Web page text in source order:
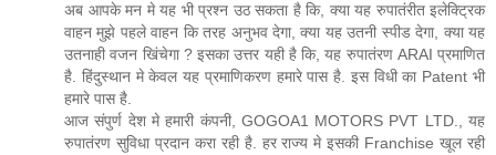
अब आपके मन मे यह भी प्रश्न उठ सकता है कि, क्या यह रुपातंरीत इलेक्ट्रिक
वाहन मुझे पहले वाहन कि तरह अनुभव देगा, क्या यह उतनी स्पीड देगा, क्या यह
उतनाही वजन खिंचेगा ? इसका उत्तर यही है कि, यह रुपातंरण ARAI प्रमाणित
है. हिंदुस्थान मे केवल यह प्रमाणिकरण हमारे पास है. इस विधी का Patent भी
हमारे पास है.
आज संपुर्ण देश मे हमारी कंपनी, GOGOA1 MOTORS PVT LTD., यह
रुपातंरण सुविधा प्रदान करा रही है. हर राज्य मे इसकी Franchise खूल रही